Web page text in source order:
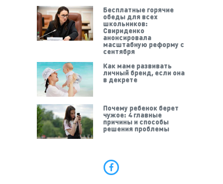
Бесплатные горячие
обеды для всех
школьников:
Свириденко
анонсировала
масштабную реформу с
сентября
Как маме развивать
личный бренд, если она
в декрете
Почему ребенок берет
чужое: 4 главные
причины и способы
решения проблемы